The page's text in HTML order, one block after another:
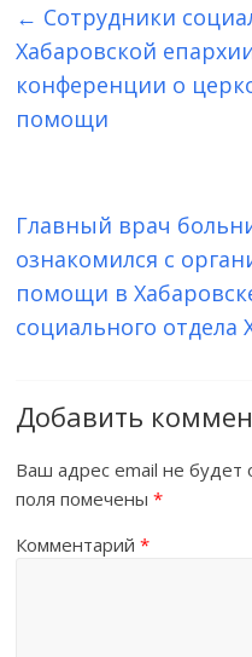
← Сотрудники
Хабаровской
конференции о
помощи
Главный врач
ознакомился с
помощи в
социального отдела
Добавить
Ваш адрес email не будет
поля помечены*
Комментарий*